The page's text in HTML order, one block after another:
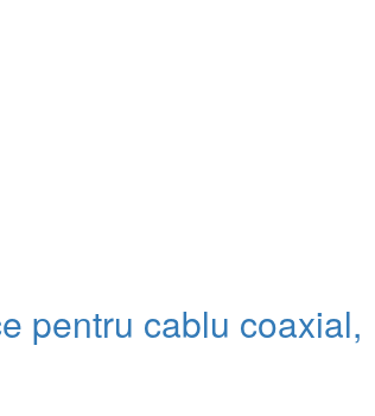
pentru cablu coaxial,